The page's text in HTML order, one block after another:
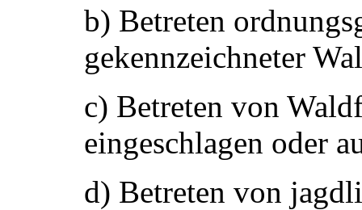
b) Betreten
gekennzeichneter
c) Betreten von
eingeschlagen oder
d) Betreten von